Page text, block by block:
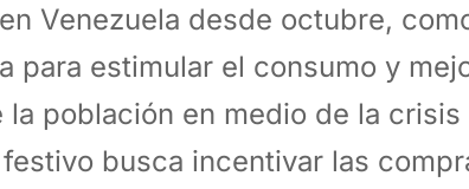
Venezuela desde octubre,
para estimular el consumo y
la población en medio de la
busca incentivar las